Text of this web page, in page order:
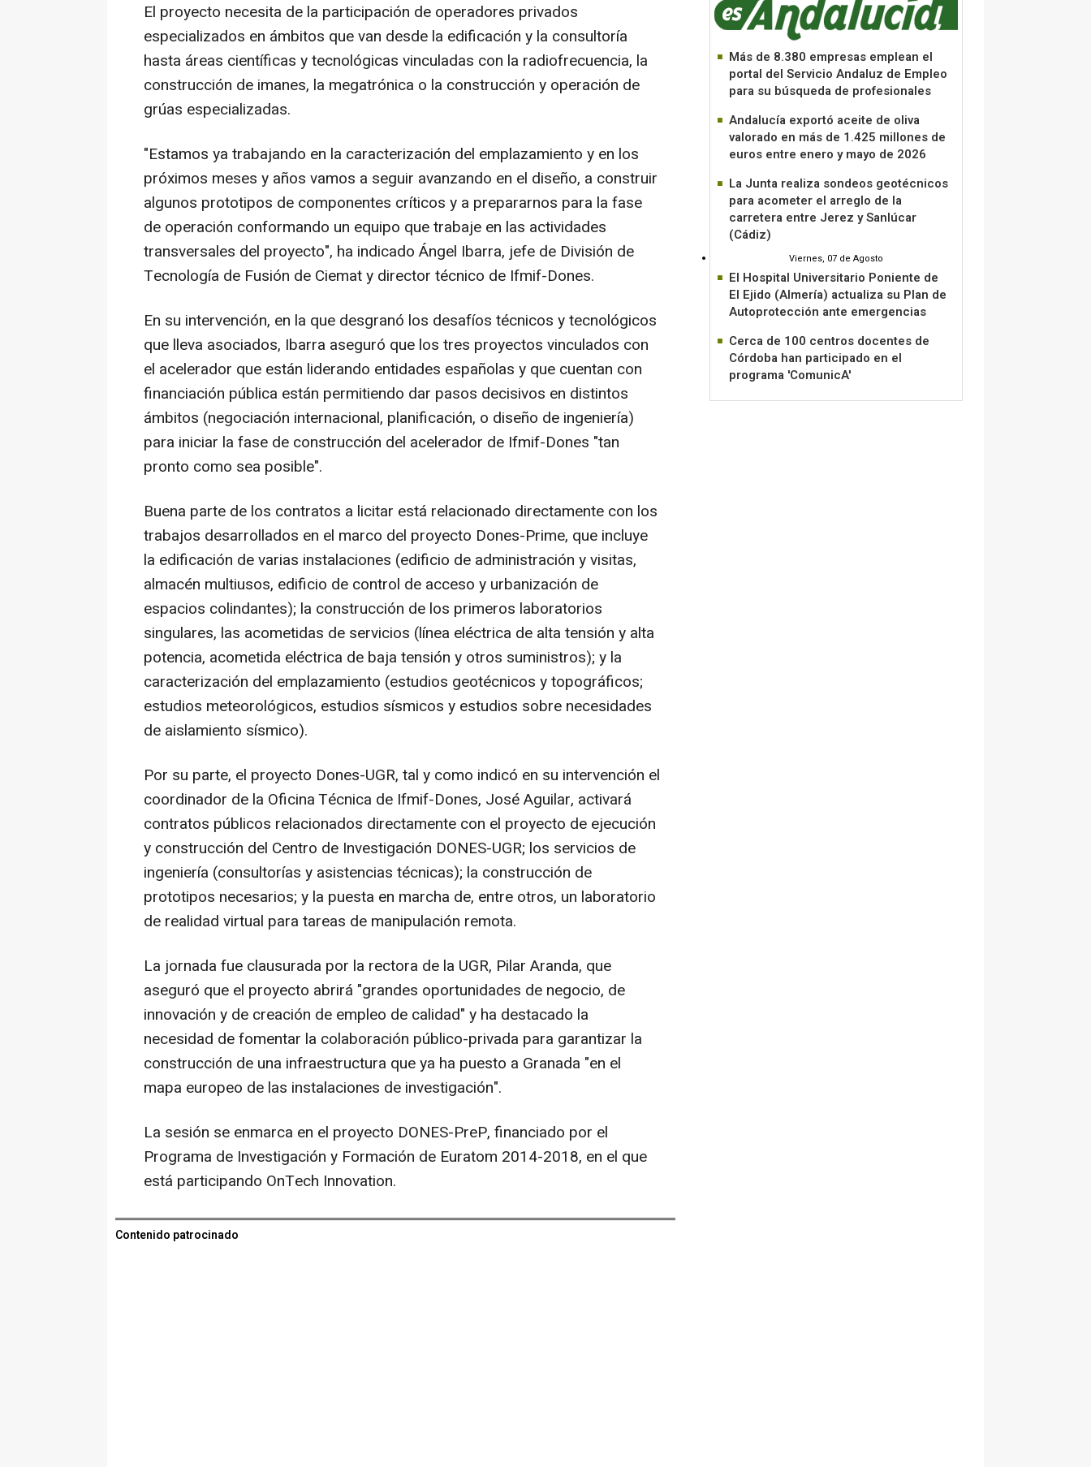
El proyecto necesita de la participación de operadores privados
especializados en ámbitos que van desde la edificación y la consultoría
hasta áreas científicas y tecnológicas vinculadas con la radiofrecuencia, la
construcción de imanes, la megatrónica o la construcción y operación de
grúas especializadas.
"Estamos ya trabajando en la caracterización del emplazamiento y en los
próximos meses y años vamos a seguir avanzando en el diseño, a construir
algunos prototipos de componentes críticos y a prepararnos para la fase
de operación conformando un equipo que trabaje en las actividades
transversales del proyecto", ha indicado Ángel Ibarra, jefe de División de
Tecnología de Fusión de Ciemat y director técnico de Ifmif-Dones.
En su intervención, en la que desgranó los desafíos técnicos y tecnológicos
que lleva asociados, Ibarra aseguró que los tres proyectos vinculados con
el acelerador que están liderando entidades españolas y que cuentan con
financiación pública están permitiendo dar pasos decisivos en distintos
ámbitos (negociación internacional, planificación, o diseño de ingeniería)
para iniciar la fase de construcción del acelerador de Ifmif-Dones "tan
pronto como sea posible".
Buena parte de los contratos a licitar está relacionado directamente con los
trabajos desarrollados en el marco del proyecto Dones-Prime, que incluye
la edificación de varias instalaciones (edificio de administración y visitas,
almacén multiusos, edificio de control de acceso y urbanización de
espacios colindantes); la construcción de los primeros laboratorios
singulares, las acometidas de servicios (línea eléctrica de alta tensión y alta
potencia, acometida eléctrica de baja tensión y otros suministros); y la
caracterización del emplazamiento (estudios geotécnicos y topográficos;
estudios meteorológicos, estudios sísmicos y estudios sobre necesidades
de aislamiento sísmico).
Por su parte, el proyecto Dones-UGR, tal y como indicó en su intervención el
coordinador de la Oficina Técnica de Ifmif-Dones, José Aguilar, activará
contratos públicos relacionados directamente con el proyecto de ejecución
y construcción del Centro de Investigación DONES-UGR; los servicios de
ingeniería (consultorías y asistencias técnicas); la construcción de
prototipos necesarios; y la puesta en marcha de, entre otros, un laboratorio
de realidad virtual para tareas de manipulación remota.
La jornada fue clausurada por la rectora de la UGR, Pilar Aranda, que
aseguró que el proyecto abrirá "grandes oportunidades de negocio, de
innovación y de creación de empleo de calidad" y ha destacado la
necesidad de fomentar la colaboración público-privada para garantizar la
construcción de una infraestructura que ya ha puesto a Granada "en el
mapa europeo de las instalaciones de investigación".
La sesión se enmarca en el proyecto DONES-PreP, financiado por el
Programa de Investigación y Formación de Euratom 2014-2018, en el que
está participando OnTech Innovation.
Contenido patrocinado
Más de 8.380 empresas emplean el
portal del Servicio Andaluz de Empleo
para su búsqueda de profesionales
Andalucía exportó aceite de oliva
valorado en más de 1.425 millones de
euros entre enero y mayo de 2026
La Junta realiza sondeos geotécnicos
para acometer el arreglo de la
carretera entre Jerez y Sanlúcar
(Cádiz)
Viernes, 07 de Agosto
El Hospital Universitario Poniente de
El Ejido (Almería) actualiza su Plan de
Autoprotección ante emergencias
Cerca de 100 centros docentes de
Córdoba han participado en el
programa 'ComunicA'